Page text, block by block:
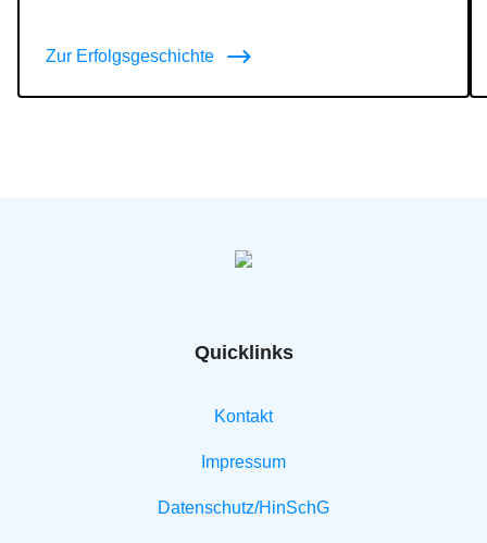
Zur Erfolgsgeschichte
Quicklinks
Kontakt
Impressum
Datenschutz/HinSchG